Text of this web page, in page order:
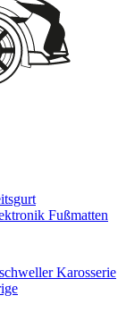
Fußmatten
Karosserie